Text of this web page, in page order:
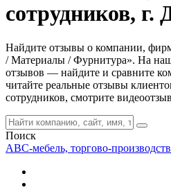
сотрудников, г.
Найдите отзывы о компании,
/ Материалы / Фурнитура». На
отзывов — найдите и сравните
читайте реальные отзывы
сотрудников, смотрите
Поиск
АВС-мебель, торгово-